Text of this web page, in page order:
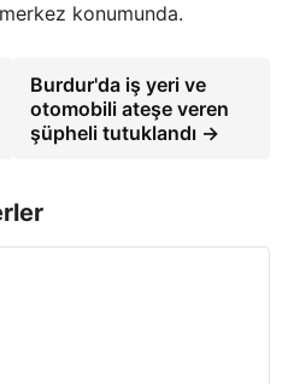
konumunda.
Burdur'da iş yeri ve
otomobili ateşe veren
şüpheli tutuklandı →